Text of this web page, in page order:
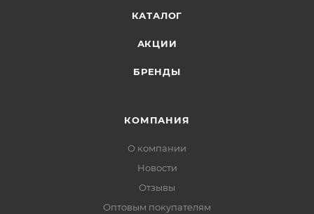
КАТАЛОГ
АКЦИИ
БРЕНДЫ
КОМПАНИЯ
О компании
Новости
Отзывы
Оптовым покупателям